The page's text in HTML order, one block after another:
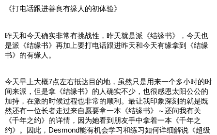
《打电话跟进善良有缘人的初体验》
昨天和今天确实非常有挑战性，昨天就是派《结缘书》，今天也
是派《结缘书》再加上要打电话跟进昨天和今天有缘拿到《结缘
书》的有缘人。
今天早上大概7点左右抵达目的地，虽然只是用来一个多小时的时
间来派，但是拿《结缘书》的人确实不少，也很感恩太阳公公的
加持，在派的时候过程也非常的顺利。最让我印象深刻的就是既
然还有一位长者走过来自愿要拿一本《结缘书》～还问我有关
《千年之约》的详情，因为她看到朋友手中拿着一本《千年之
约》。因此，Desmond能有机会学习和练习如何详细解说《超级